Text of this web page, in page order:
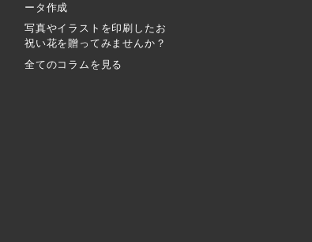
ータ作成
写真やイラストを印刷したお
祝い花を贈ってみませんか？
全てのコラムを見る